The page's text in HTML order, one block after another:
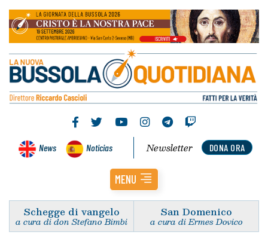
News Noticias DONA ORA
Newsletter
MENU
Schegge di vangelo
a cura di don Stefano Bimbi
San Domenico
a cura di Ermes Dovico